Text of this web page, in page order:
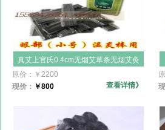
真艾上官氏0.4cm无烟艾草条无烟艾灸
条小号纯铜温灸棒专用艾炙棒,厂家直
销天然蕲艾70支装无烟碳化真艾无烟
原价： ￥ 2200
现价： ￥800 查看详情》